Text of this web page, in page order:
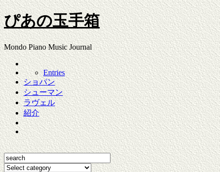
ぴあの玉手箱
Mondo Piano Music Journal
Entries
ショパン
シューマン
ラヴェル
紹介